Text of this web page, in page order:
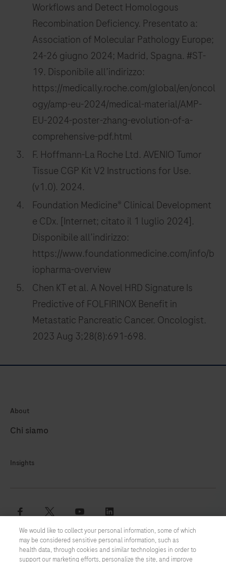
Workflows and Detect Homologous
Recombination Deficiency. Presentato a:
Association of Molecular Pathology Europe;
24-26 giugno 2024; Madrid, Spagna. #ST-
19. Disponibile all’indirizzo:
https://medically.roche.com/global/en/oncol
ogy/amp-eu-2024/medical-material/AMP-
EU-2024-poster-zhang-evolution-of-a-
comprehensive-pdf.html
F. Hoffmann-La Roche Ltd. AVENIO Tumor
Tissue CGP Kit V2 Instructions for Use.
(v1.0). 2024.
Foundation Medicine® Clinical Development
e CDx. [Internet; citato il 1 luglio 2024].
Disponibile all’indirizzo:
https://www.foundationmedicine.com/info/b
iopharma-overview
Chen KT et al. A Novel HRD Signature Is
Predictive of FOLFIRINOX Benefit in
Metastatic Pancreatic Cancer. Oncologist.
2023 Aug 3;28(8):691-698.
About
Chi siamo
Insights
facebook twitter youtube
Termini e condizioni
We would like to collect your personal information, some of which
may be considered sensitive personal information, such as
health data, through cookies and similar technologies in order to
support our marketing efforts, personalize the site, and improve